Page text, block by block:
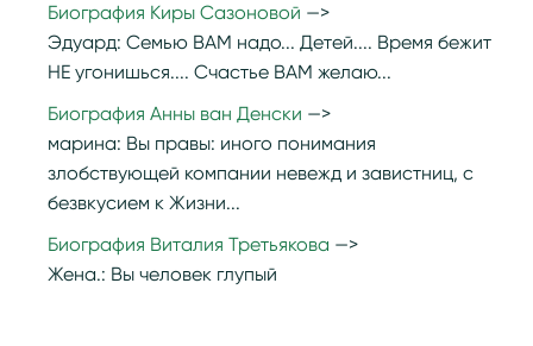
Биография Киры Сазоновой
Эдуард: Семью ВАМ надо... Детей.... Время бежит
НЕ угонишься.... Счастье ВАМ желаю...
Биография Анны ван Денски
марина: Вы правы: иного понимания
злобствующей компании невежд и завистниц, с
безвкусием к Жизни...
Биография Виталия Третьякова
Жена.: Вы человек глупый